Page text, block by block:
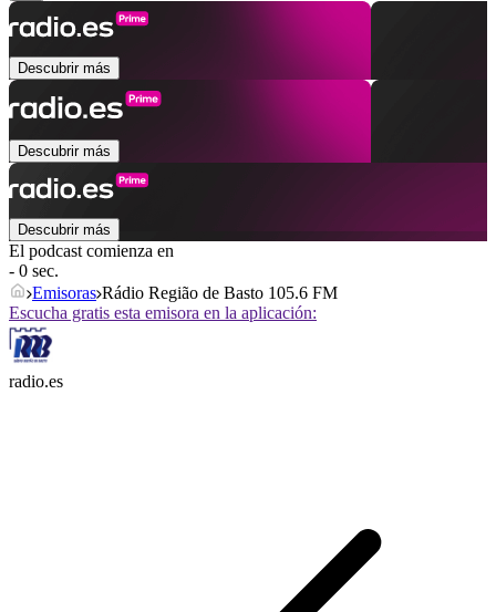
Descubrir más
Descubrir más
Descubrir más
El podcast comienza en
- 0 sec.
Emisoras Rádio Região de Basto 105.6 FM
Escucha gratis esta emisora en la aplicación:
radio.es